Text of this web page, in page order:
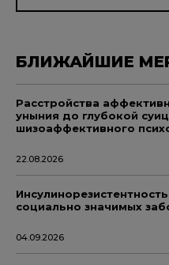
БЛИЖАЙШИЕ
Расстройства
уныния до глубокой
шизоаффективного
22.08.2026
социально значимых
04.09.2026